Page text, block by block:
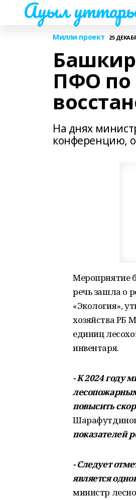
Ауыл
Милли проект 25
ПФО по
На днях
конференцию,
Мероприятие
речь зашла о
«Экология»,
хозяйства РБ
единиц
инвентаря.
- К 2024 году
повысить
показателей
- Следует
является
министр